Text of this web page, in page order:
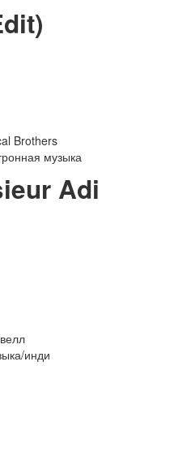
Brothers
музыка
Adi
инди